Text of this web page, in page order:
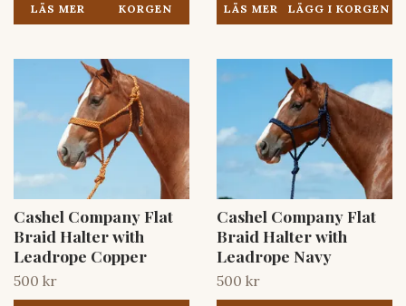
LÄS MER
KORGEN
LÄS MER
Cashel Company Flat
Braid Halter with
Leadrope Copper
500 kr
Cashel Company Flat
Braid Halter with
Leadrope Navy
500 kr